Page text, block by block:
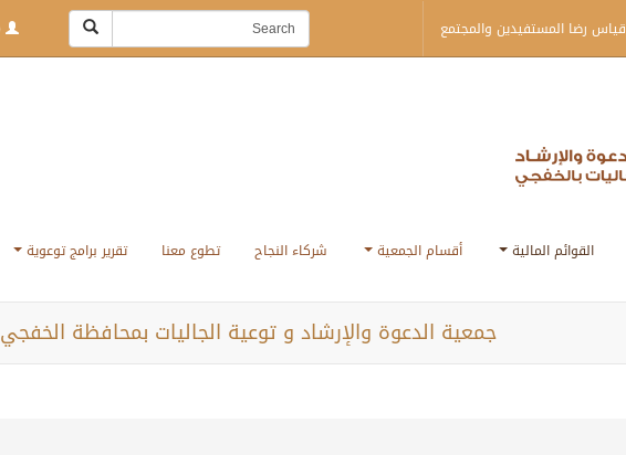
قياس رضا المستفيدين والمجتمع
القوائم المالية أقسام الجمعية شركاء النجاح تطوع معنا تقرير برامج توعوية
جمعية الدعوة والإرشاد و توعية الجاليات بمحافظة الخفجي